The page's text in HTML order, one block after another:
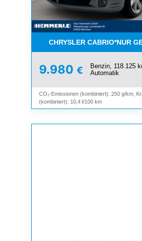
CHRYSLER CABRIO*NUR
9.980 €
Benzin, 118.125
Automatik
CO₂-Emissionen (kombiniert): 250 g/km,
(kombiniert): 10,4 l/100 km